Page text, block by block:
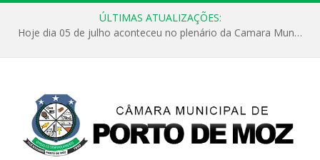
ÚLTIMAS ATUALIZAÇÕES:
Hoje dia 05 de julho aconteceu no plenário da Camara Municipal de Porto de Moz a Sessão Solene de Abertura dos Trabalhos Legislativos 2º Período da 23ª Legislatura